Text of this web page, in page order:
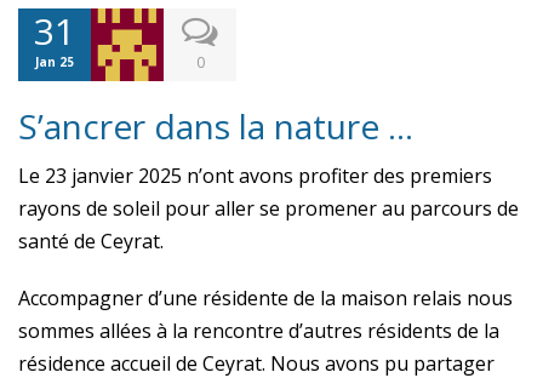
31
Jan 25 0
S’ancrer dans la nature …
Le 23 janvier 2025 n’ont avons profiter des premiers
rayons de soleil pour aller se promener au parcours de
santé de Ceyrat.
Accompagner d’une résidente de la maison relais nous
sommes allées à la rencontre d’autres résidents de la
résidence accueil de Ceyrat. Nous avons pu partager